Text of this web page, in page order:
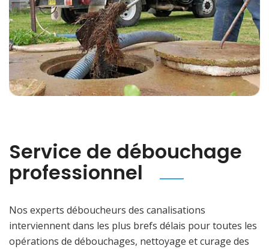
Service de débouchage
professionnel
Nos experts déboucheurs des canalisations
interviennent dans les plus brefs délais pour toutes les
opérations de débouchages, nettoyage et curage des